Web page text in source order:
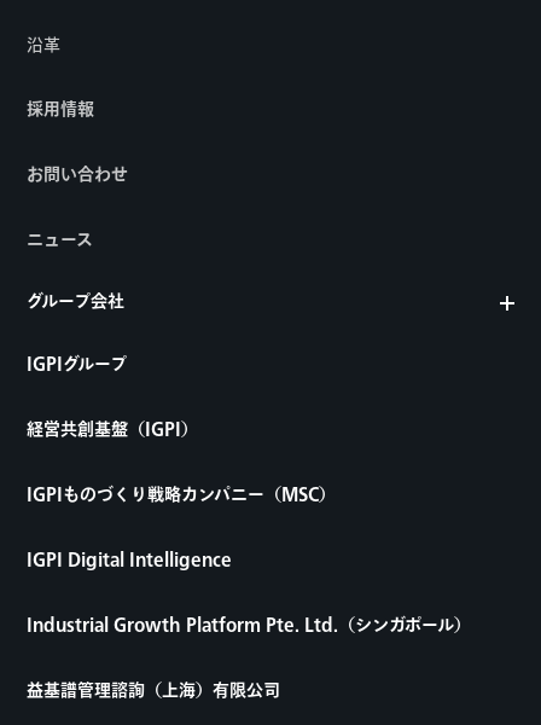
沿革
採用情報
お問い合わせ
ニュース
グループ会社
IGPIグループ
経営共創基盤（IGPI）
IGPIものづくり戦略カンパニー（MSC）
IGPI Digital Intelligence
Industrial Growth Platform Pte. Ltd.（シンガポール）
益基譜管理諮詢（上海）有限公司